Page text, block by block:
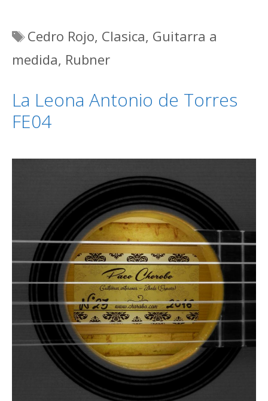
Etiquetas
Cedro Rojo, Clasica, Guitarra a
medida, Rubner
La Leona Antonio de Torres
FE04